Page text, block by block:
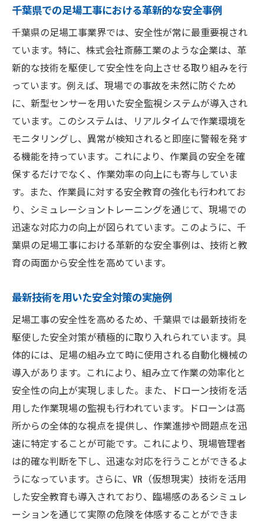
千葉県での足場工事における革新的な安全事例
千葉県の足場工事業界では、安全性が常に最重要視され
ています。特に、株式会社斎藤工業のような企業は、革
新的な技術を駆使して安全性を向上させる取り組みを行
っています。例えば、現場での事故を未然に防ぐため
に、新型センサーを用いた安全監視システムが導入され
ています。このシステムは、リアルタイムで作業環境を
モニタリングし、異常が検知されると即座に警報を発す
る機能を持っています。これにより、作業員の安全を確
保するだけでなく、作業効率の向上にも寄与していま
す。また、作業員に対する安全教育の強化も行われてお
り、シミュレーショントレーニングを通じて、現場での
迅速な対応力の向上が図られています。このように、千
葉県の足場工事における革新的な安全事例は、技術と教
育の両面から安全性を高めています。
最新技術を用いた安全対策の実施例
足場工事の安全性を高めるため、千葉県では最新技術を
駆使した安全対策が積極的に取り入れられています。具
体的には、足場の組み立て時に使用される自動化機械の
導入があります。これにより、組み立て作業の効率化と
安全性の向上が実現しました。また、ドローン技術を活
用した作業現場の監視も行われています。ドローンは高
所からの全体的な視点を提供し、作業進捗や問題点を迅
速に特定することが可能です。これにより、現場管理者
は的確な判断を下し、迅速な対応を行うことができるよ
うになっています。さらに、VR（仮想現実）技術を活用
した安全教育も導入されており、臨場感のあるシミュレ
ーションを通じて実際の危険を体感することができま